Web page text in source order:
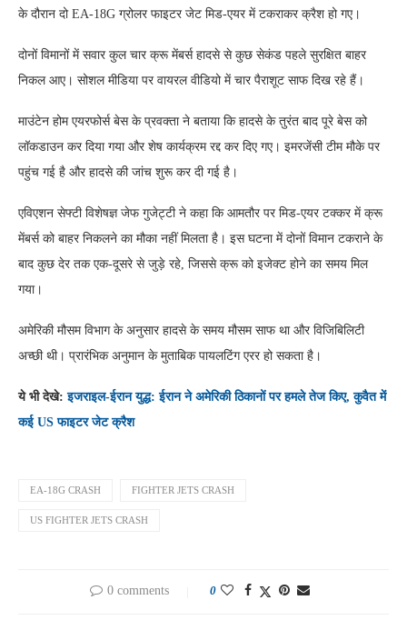
के दौरान दो EA-18G ग्रोलर फाइटर जेट मिड-एयर में टकराकर क्रैश हो गए।
दोनों विमानों में सवार कुल चार क्रू मेंबर्स हादसे से कुछ सेकंड पहले सुरक्षित बाहर
निकल आए। सोशल मीडिया पर वायरल वीडियो में चार पैराशूट साफ दिख रहे हैं।
माउंटेन होम एयरफोर्स बेस के प्रवक्ता ने बताया कि हादसे के तुरंत बाद पूरे बेस को
लॉकडाउन कर दिया गया और शेष कार्यक्रम रद्द कर दिए गए। इमरजेंसी टीम मौके पर
पहुंच गई है और हादसे की जांच शुरू कर दी गई है।
एविएशन सेफ्टी विशेषज्ञ जेफ गुजेट्टी ने कहा कि आमतौर पर मिड-एयर टक्कर में क्रू
मेंबर्स को बाहर निकलने का मौका नहीं मिलता है। इस घटना में दोनों विमान टकराने के
बाद कुछ देर तक एक-दूसरे से जुड़े रहे, जिससे क्रू को इजेक्ट होने का समय मिल
गया।
अमेरिकी मौसम विभाग के अनुसार हादसे के समय मौसम साफ था और विजिबिलिटी
अच्छी थी। प्रारंभिक अनुमान के मुताबिक पायलटिंग एरर हो सकता है।
ये भी देखे:इजराइल-ईरान युद्ध: ईरान ने अमेरिकी ठिकानों पर हमले तेज किए, कुवैत में
कई US फाइटर जेट क्रैश
EA-18G CRASH FIGHTER JETS CRASH
US FIGHTER JETS CRASH
0 comments 0